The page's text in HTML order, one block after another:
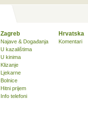
Zagreb
Najave & Događanja
U kazalištima
U kinima
Klizanje
Ljekarne
Bolnice
Hitni prijem
Info telefoni
Hrvatska
Komentari